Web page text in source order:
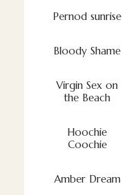
Pernod sunrise
Bloody Shame
Virgin Sex on
the Beach
Hoochie
Coochie
Amber Dream